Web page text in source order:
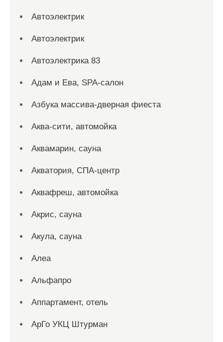
Автоэлектрик
Автоэлектрик
Автоэлектрика 83
Адам и Ева, SPA-салон
Азбука массива-дверная фиеста
Аква-сити, автомойка
Аквамарин, сауна
Акватория, СПА-центр
Аквафреш, автомойка
Акрис, сауна
Акула, сауна
Алеа
Альфапро
Аппартамент, отель
АрГо УКЦ Штурман